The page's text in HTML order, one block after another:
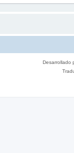
Desarrollado